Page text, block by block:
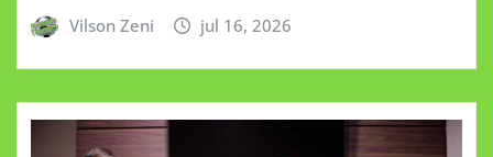
Vilson Zeni jul 16, 2026